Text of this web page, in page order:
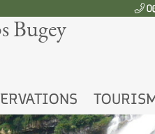
Bugey